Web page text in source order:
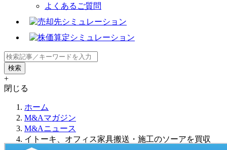
よくあるご質問
+
閉じる
ホーム
M&Aマガジン
M&Aニュース
イトーキ、オフィス家具搬送・施工のソーアを買収